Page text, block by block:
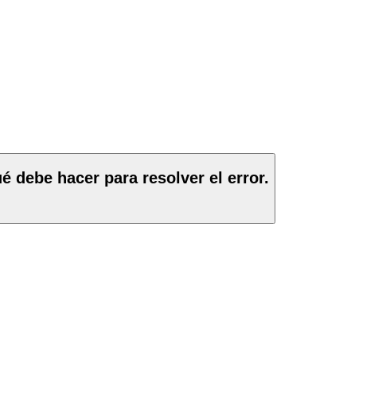
debe hacer para resolver el error.